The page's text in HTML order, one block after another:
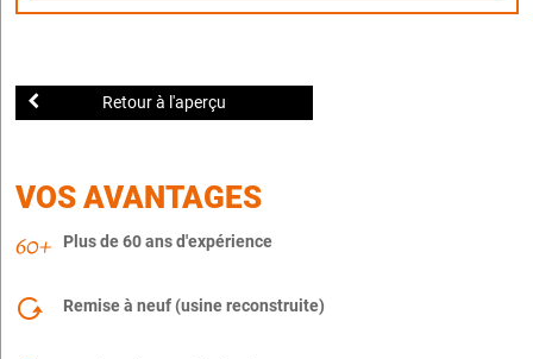
Retour à l'aperçu
VOS AVANTAGES
Plus de 60 ans d'expérience
Remise à neuf (usine reconstruite)